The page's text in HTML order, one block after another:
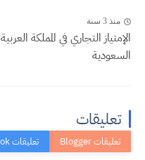
منذ 3 سنة
الإمتياز التجاري في المملكة العربية
السعودية
تعليقات